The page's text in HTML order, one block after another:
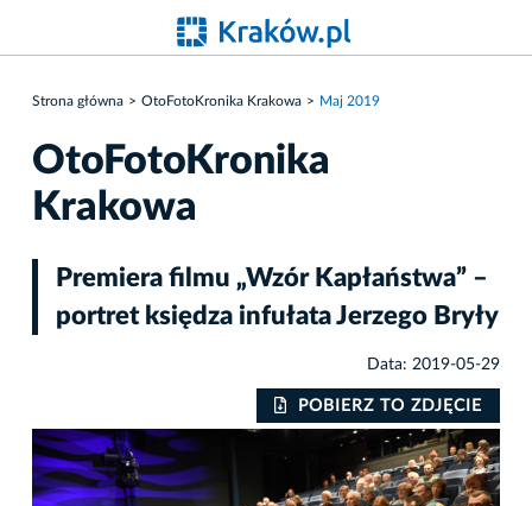
Strona główna OtoFotoKronika Krakowa Maj 2019
OtoFotoKronika
Krakowa
Premiera filmu „Wzór Kapłaństwa” –
portret księdza infułata Jerzego Bryły
Data: 2019-05-29
POBIERZ TO ZDJĘCIE